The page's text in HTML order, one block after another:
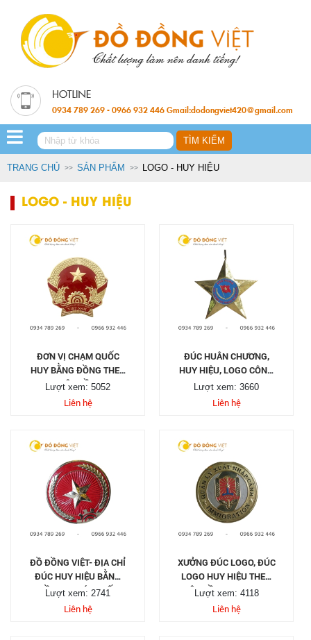
0934 789 269 - 0966 932 446 Gmail:dodongviet420@gmail.com
TRANG CHỦ SẢN PHẨM LOGO - HUY HIỆU
LOGO - HUY HIỆU
ĐƠN VỊ CHẠM QUỐC
HUY BẰNG ĐỒNG THEO
YÊU CẦU
Lượt xem: 5052
Liên hệ
ĐÚC HUÂN CHƯƠNG,
HUY HIỆU, LOGO CÔNG
TY
Lượt xem: 3660
Liên hệ
ĐỒ ĐỒNG VIỆT- ĐỊA CHỈ
ĐÚC HUY HIỆU BẰNG
ĐỒNG UY TÍN CHẤT
LƯỢNG
Lượt xem: 2741
Liên hệ
XƯỞNG ĐÚC LOGO, ĐÚC
LOGO HUY HIỆU THEO
YÊU CẦU TẠI TP HCM
Lượt xem: 4118
Liên hệ